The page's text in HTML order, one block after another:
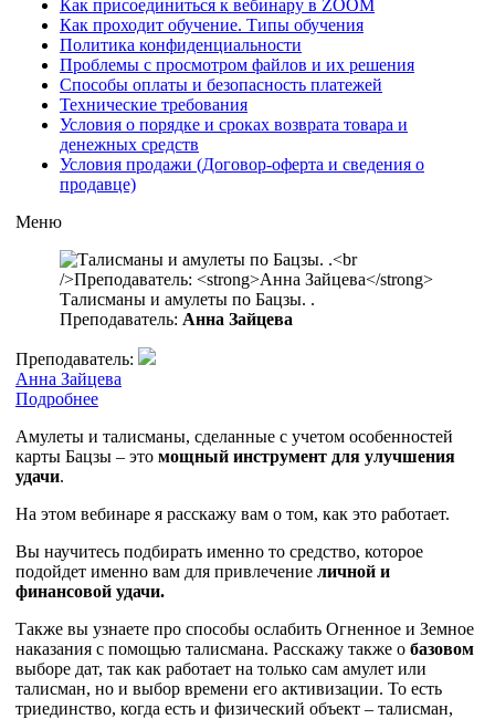
Как присоединиться к вебинару в ZOOM
Как проходит обучение. Типы обучения
Политика конфиденциальности
Проблемы с просмотром файлов и их решения
Способы оплаты и безопасность платежей
Технические требования
Условия о порядке и сроках возврата товара и
денежных средств
Условия продажи (Договор-оферта и сведения о
продавце)
Меню
Талисманы и амулеты по Бацзы. .
Преподаватель: Анна Зайцева
Преподаватель:
Анна Зайцева
Подробнее
Амулеты и талисманы, сделанные с учетом особенностей
карты Бацзы – это мощный инструмент для улучшения
удачи.
На этом вебинаре я расскажу вам о том, как это работает.
Вы научитесь подбирать именно то средство, которое
подойдет именно вам для привлечение личной и
финансовой удачи.
Также вы узнаете про способы ослабить Огненное и Земное
наказания с помощью талисмана. Расскажу также о базовом
выборе дат, так как работает на только сам амулет или
талисман, но и выбор времени его активизации. То есть
триединство, когда есть и физический объект – талисман,